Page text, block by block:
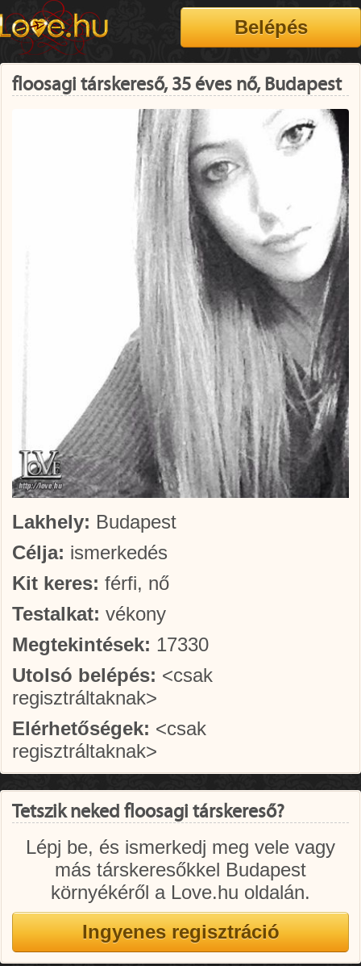
floosagi társkereső, 35 éves nő, Budapest
Lakhely: Budapest
Célja: ismerkedés
Kit keres: férfi, nő
Testalkat: vékony
Megtekintések: 17330
Utolsó belépés: <csak
regisztráltaknak>
Elérhetőségek: <csak
regisztráltaknak>
Tetszik neked floosagi társkereső?
Lépj be, és ismerkedj meg vele vagy
más társkeresőkkel Budapest
környékéről a Love.hu oldalán.